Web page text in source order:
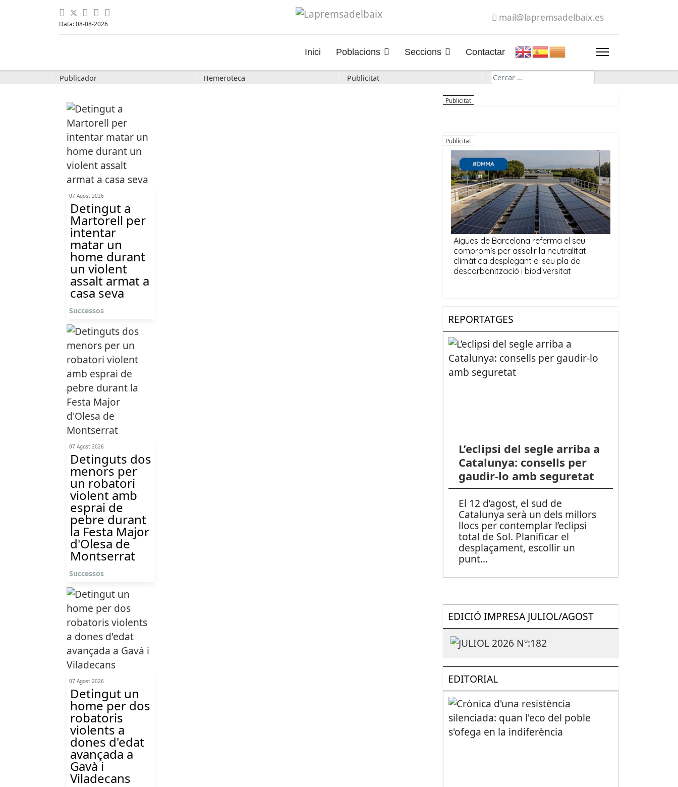
Data: 08-08-2026
mail@lapremsadelbaix.es
Inici Poblacions Seccions Contactar
Publicador Hemeroteca Publicitat Cerca
07 Agost 2026
Detingut a
Martorell per
intentar
matar un
home durant
un violent
assalt armat a
casa seva
Successos
07 Agost 2026
Detinguts dos
menors per
un robatori
violent amb
esprai de
pebre durant
la Festa Major
d'Olesa de
Montserrat
Successos
07 Agost 2026
Detingut un
home per dos
robatoris
violents a
dones d'edat
avançada a
Gavà i
Viladecans
REPORTATGES
L’eclipsi del segle arriba a
Catalunya: consells per
gaudir-lo amb seguretat
El 12 d’agost, el sud de
Catalunya serà un dels millors
llocs per contemplar l’eclipsi
total de Sol. Planificar el
desplaçament, escollir un
punt...
EDICIÓ IMPRESA JULIOL/AGOST
EDITORIAL